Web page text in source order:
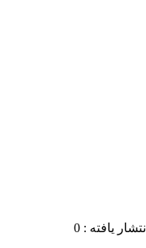
انتشار یافته : 0